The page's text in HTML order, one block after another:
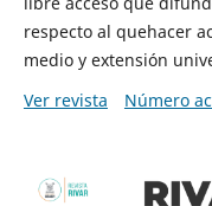
respecto al quehacer
medio y extensión
Ver revista
Número